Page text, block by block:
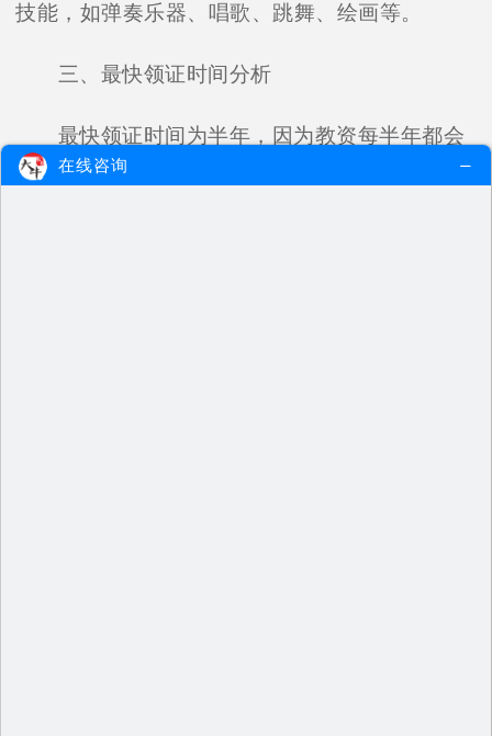
技能，如弹奏乐器、唱歌、跳舞、绘画等。
三、最快领证时间分析
最快领证时间为半年，因为教资每半年都会
进行笔试和面试，还有教资认定。如果考生备考
在线咨询